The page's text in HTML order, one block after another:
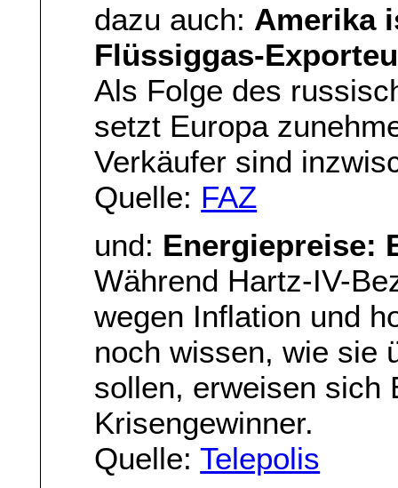
dazu auch: Amerika
Flüssiggas-
Als Folge des
setzt Europa
Verkäufer sind
Quelle: FAZ
und: Energiepreise:
Während Hartz-IV-
wegen Inflation und
noch wissen, wie sie
sollen, erweisen sich
Krisengewinner.
Quelle:Telepolis